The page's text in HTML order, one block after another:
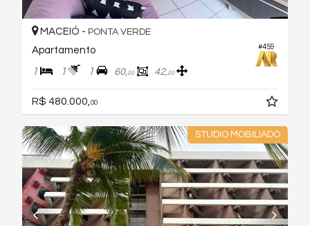
#459
MACEIÓ - PONTA VERDE
Apartamento
1 1 1 60,00 42,00
R$ 480.000,00
STUDIO MOBILIADO